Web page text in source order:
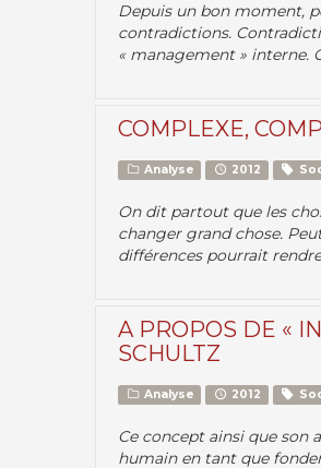
Depuis un bon moment,
contradictions.
« management » interne.
COMPLEXE,
Analyse 2012
On dit partout que les
changer grand chose.
différences pourrait
A PROPOS DE «
SCHULTZ
Analyse 2012
Ce concept ainsi que son
humain en tant que